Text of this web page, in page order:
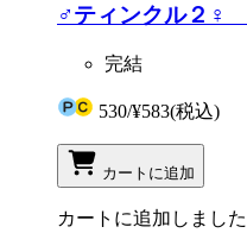
♂ティンクル２♀
完結
530/¥583(税込)
カートに追加
カートに追加しました